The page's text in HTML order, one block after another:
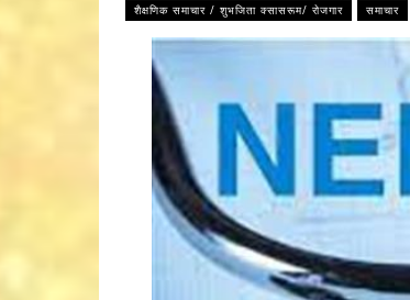
शैक्षणिक समाचार / शुभजिता क्सासरूम/ रोजगार समाचार